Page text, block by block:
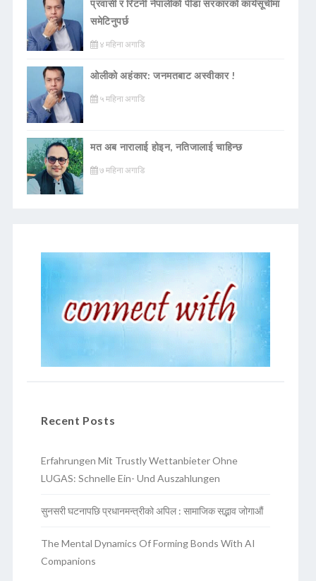
प्रवासी र रिटर्नी नेपालीको पीडा सरकारको कार्यसूचीमा
समेटिनुपर्छ
४ महिना अगाडि
ओलीको अहंकार: जनमतबाट अस्वीकार !
५ महिना अगाडि
मत अब नारालाई होइन, नतिजालाई चाहिन्छ
७ महिना अगाडि
Recent Posts
Erfahrungen Mit Trustly Wettanbieter Ohne
LUGAS: Schnelle Ein- Und Auszahlungen
सुनसरी घटनापछि प्रधानमन्त्रीको अपिल : सामाजिक सद्भाव जोगाऔं
The Mental Dynamics Of Forming Bonds With AI
Companions